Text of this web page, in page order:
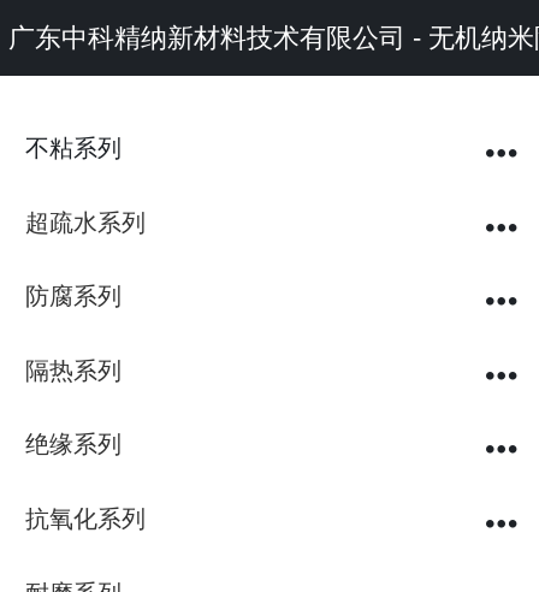
广东中科精纳新材料技术有限公司 - 无机纳
不粘系列
超疏水系列
防腐系列
隔热系列
绝缘系列
抗氧化系列